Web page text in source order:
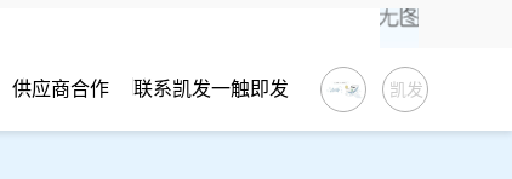
凯发
一触
供应商合作 联系凯发一触即发